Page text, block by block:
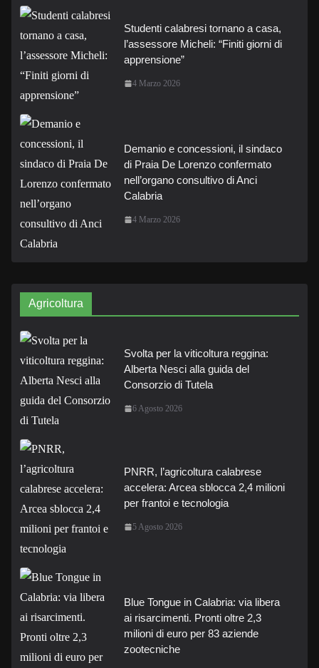
Studenti calabresi tornano a casa,
l’assessore Micheli: “Finiti giorni di
apprensione”
4 Marzo 2026
Demanio e concessioni, il sindaco
di Praia De Lorenzo confermato
nell’organo consultivo di Anci
Calabria
4 Marzo 2026
Agricoltura
Svolta per la viticoltura reggina:
Alberta Nesci alla guida del
Consorzio di Tutela
6 Agosto 2026
PNRR, l’agricoltura calabrese
accelera: Arcea sblocca 2,4 milioni
per frantoi e tecnologia
5 Agosto 2026
Blue Tongue in Calabria: via libera
ai risarcimenti. Pronti oltre 2,3
milioni di euro per 83 aziende
zootecniche